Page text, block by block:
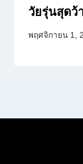
วัยรุ่นสุดว้
พฤศจิกายน 1,